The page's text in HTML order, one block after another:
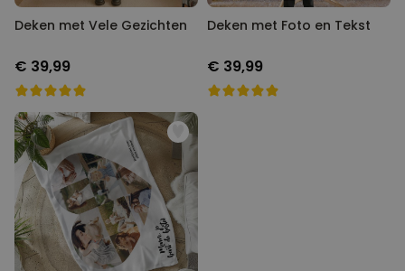
Deken met Vele Gezichten
€ 39,99
Deken met Foto en Tekst
€ 39,99